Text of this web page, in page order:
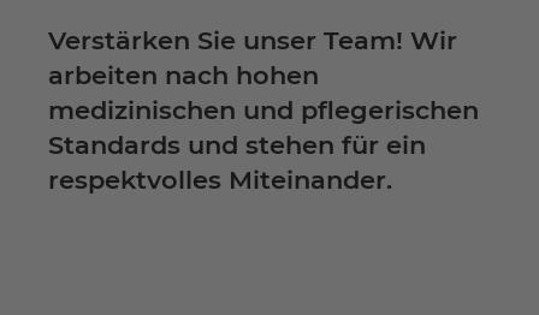
Verstärken Sie unser Team! Wir
arbeiten nach hohen
medizinischen und pflegerischen
Standards und stehen für ein
respektvolles Miteinander.